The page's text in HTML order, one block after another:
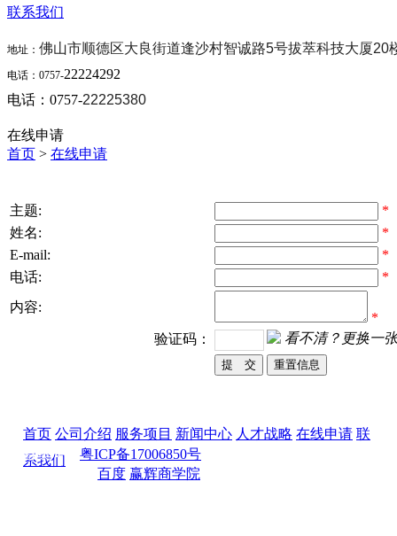
联系我们
地址： 佛山市顺德区大良街道逢沙村智诚路5号拔萃科技大厦20
电话：0757-22224292
电话：0757-22225380
在线申请
首页 > 在线申请
主题:
*
姓名:
*
E-mail:
*
电话:
*
内容:
*
验证码：
看不清？更换一张
首页 公司介绍 服务项目 新闻中心 人才战略 在线申请 联
系我们
备案号： 粤ICP备17006850号
百度 赢辉商学院